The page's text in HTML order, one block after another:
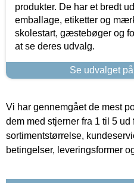
produkter. De har et bredt
emballage, etiketter og
skolestart, gæstebøger og
at se deres udvalg.
Se udvalget
Vi har gennemgået de mest
dem med stjerner fra 1 til 5
sortimentstørrelse,
betingelser, leveringsformer